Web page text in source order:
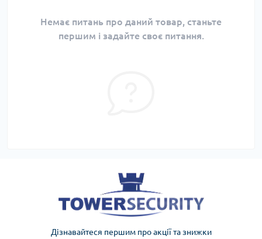
Немає питань про даний товар, станьте
першим і задайте своє питання.
Дізнавайтеся першим про акції та знижки